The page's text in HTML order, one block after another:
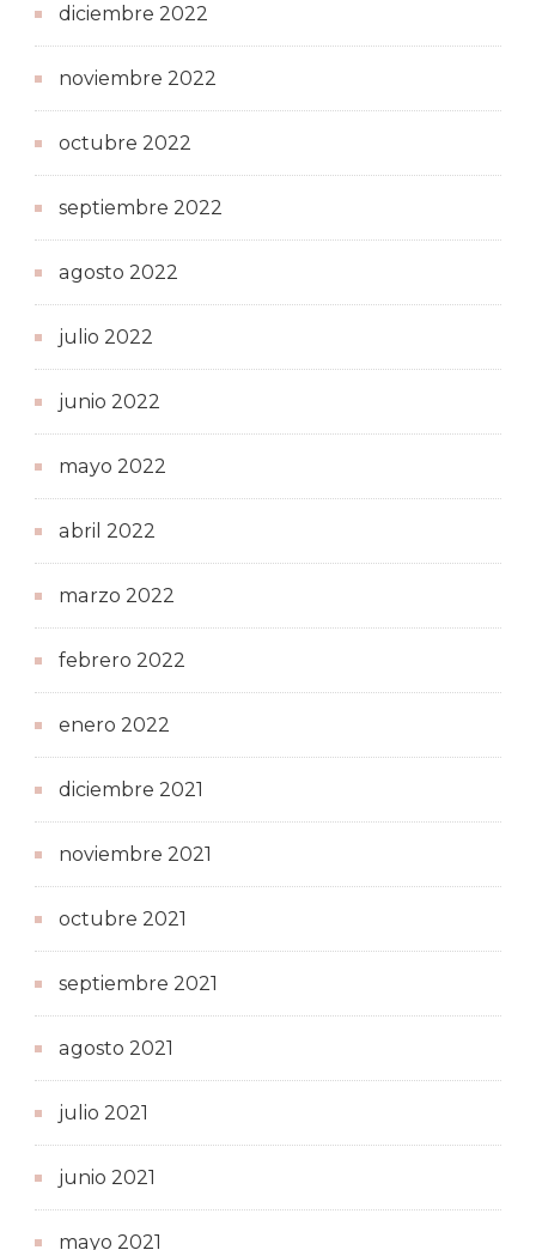
diciembre 2022
noviembre 2022
octubre 2022
septiembre 2022
agosto 2022
julio 2022
junio 2022
mayo 2022
abril 2022
marzo 2022
febrero 2022
enero 2022
diciembre 2021
noviembre 2021
octubre 2021
septiembre 2021
agosto 2021
julio 2021
junio 2021
mayo 2021